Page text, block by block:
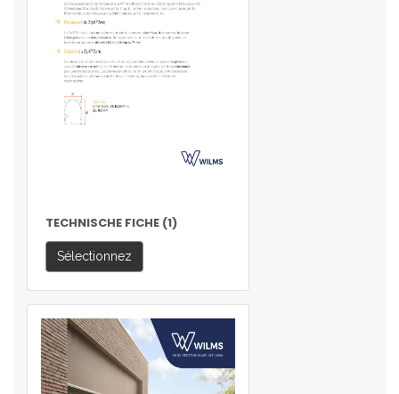
TECHNISCHE FICHE (1)
Sélectionnez